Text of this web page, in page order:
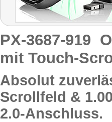
PX-3687-919
mit Touch-
Absolut
Scrollfeld &
2.0-Anschluss.